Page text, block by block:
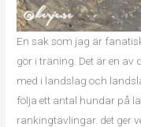
En sak som jag är
gör i träning. Det är en av
med i landslag och
följa ett antal hundar på
rankingtävlingar. det ger